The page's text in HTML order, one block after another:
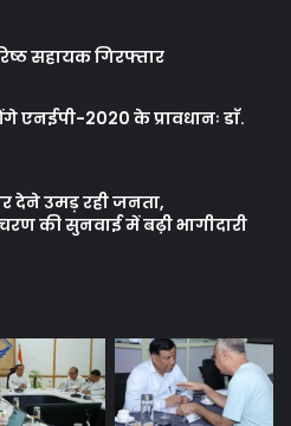
सहायक गिरफ्तार
एनईपी-2020 के प्रावधानः डाॅ.
देने उमड़ रही जनता,
की सुनवाई में बढ़ी भागीदारी